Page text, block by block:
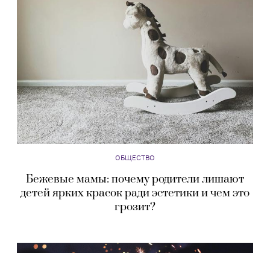
ОБЩЕСТВО
Бежевые мамы: почему родители лишают
детей ярких красок ради эстетики и чем это
грозит?